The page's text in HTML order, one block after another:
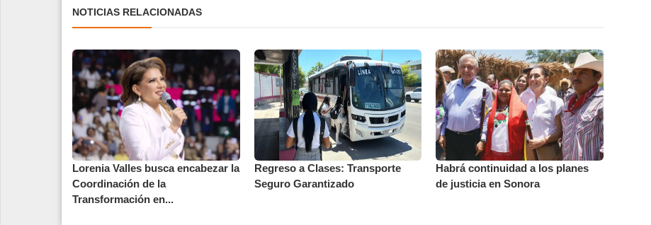
NOTICIAS RELACIONADAS
Lorenia Valles busca encabezar la
Coordinación de la
Transformación en...
Regreso a Clases: Transporte
Seguro Garantizado
Habrá continuidad a los planes
de justicia en Sonora